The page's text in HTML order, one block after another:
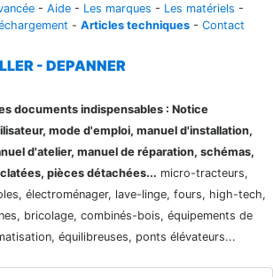
- Aide - Les marques - Les matériels -
- Articles techniques - Contact
- DEPANNER
documents indispensables : Notice
mode d'emploi, manuel d'installation,
d'atelier, manuel de réparation, schémas,
pièces détachées... micro-tracteurs,
électroménager, lave-linge, fours, high-tech,
bricolage, combinés-bois, équipements de
équilibreuses, ponts élévateurs...